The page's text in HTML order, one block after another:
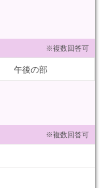
※複数回答可
午後の部
※複数回答可